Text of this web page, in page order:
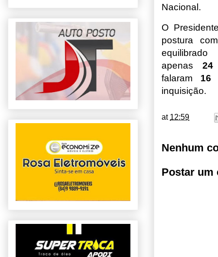
Nacional.
O
postura
apenas
falaram
inquisição.
at 12:59
Nenhum
Postar um